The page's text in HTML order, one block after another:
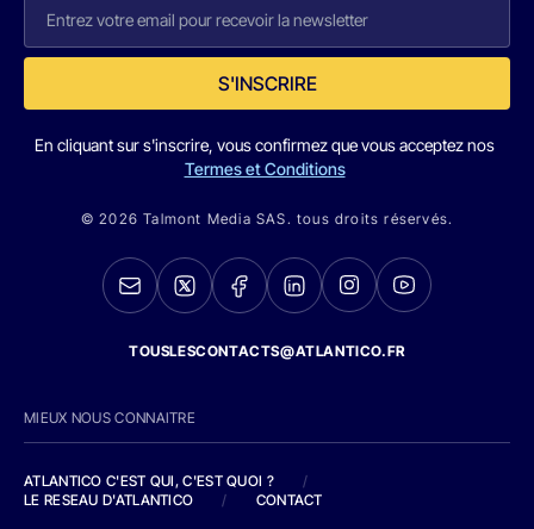
S'INSCRIRE
En cliquant sur s'inscrire, vous confirmez que vous acceptez nos
Termes et Conditions
© 2026 Talmont Media SAS. tous droits réservés.
TOUSLESCONTACTS@ATLANTICO.FR
MIEUX NOUS CONNAITRE
ATLANTICO C'EST QUI, C'EST QUOI ?
/
LE RESEAU D'ATLANTICO
/ CONTACT